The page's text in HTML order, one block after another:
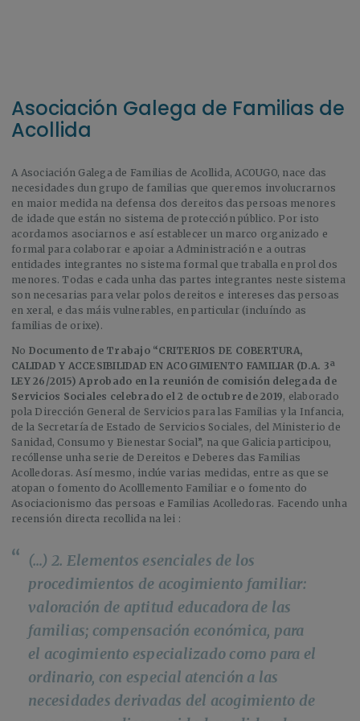
Asociación Galega de Familias de
Acollida
A Asociación Galega de Familias de Acollida, ACOUGO, nace das
necesidades dun grupo de familias que queremos involucrarnos
en maior medida na defensa dos dereitos das persoas menores
de idade que están no sistema de protección público. Por isto
acordamos asociarnos e así establecer un marco organizado e
formal para colaborar e apoiar a Administración e a outras
entidades integrantes no sistema formal que traballa en prol dos
menores. Todas e cada unha das partes integrantes neste sistema
son necesarias para velar polos dereitos e intereses das persoas
en xeral, e das máis vulnerables, en particular (incluíndo as
familias de orixe).
No Documento de Trabajo “CRITERIOS DE COBERTURA,
CALIDAD Y ACCESIBILIDAD EN ACOGIMIENTO FAMILIAR (D.A. 3ª
LEY 26/2015) Aprobado en la reunión de comisión delegada de
Servicios Sociales celebrado el 2 de octubre de 2019, elaborado
pola Dirección General de Servicios para las Familias y la Infancia,
de la Secretaría de Estado de Servicios Sociales, del Ministerio de
Sanidad, Consumo y Bienestar Social”, na que Galicia participou,
recóllense unha serie de Dereitos e Deberes das Familias
Acolledoras. Así mesmo, inclúe varias medidas, entre as que se
atopan o fomento do Acolllemento Familiar e o fomento do
Asociacionismo das persoas e Familias Acolledoras. Facendo unha
recensión directa recollida na lei :
(…) 2. Elementos esenciales de los
procedimientos de acogimiento familiar:
valoración de aptitud educadora de las
familias; compensación económica, para
el acogimiento especializado como para el
ordinario, con especial atención a las
necesidades derivadas del acogimiento de